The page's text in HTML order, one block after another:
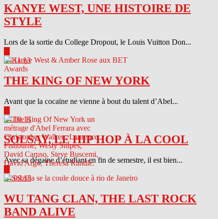
KANYE WEST, UNE HISTOIRE DE
STYLE
Lors de la sortie du College Dropout, le Louis Vuitton Don...
04.11.13
THE KING OF NEW YORK
Avant que la cocaïne ne vienne à bout du talent d’Abel...
04.10.13
SOLSAY, LE HIP HOP À LA COOL
Avec sa dégaine d’étudiant en fin de semestre, il est bien...
04.09.13
WU TANG CLAN, THE LAST ROCK
BAND ALIVE